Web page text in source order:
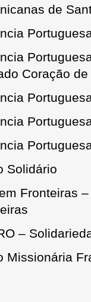
de
Coração
Solidário
Fronteiras
–
Missionária